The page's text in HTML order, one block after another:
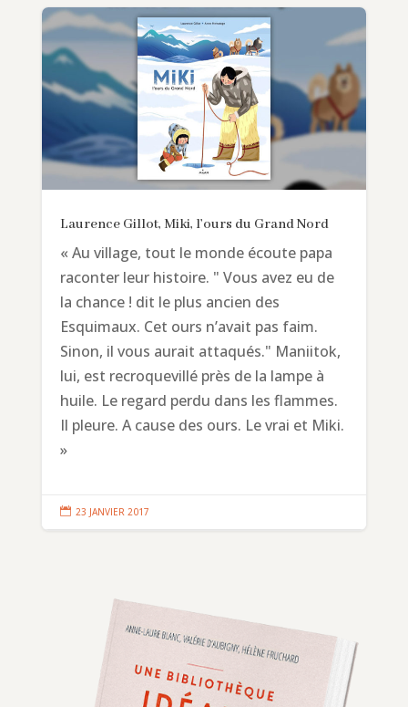
Laurence Gillot, Miki, l’ours du Grand Nord
« Au village, tout le monde écoute papa
raconter leur histoire. " Vous avez eu de
la chance ! dit le plus ancien des
Esquimaux. Cet ours n’avait pas faim.
Sinon, il vous aurait attaqués." Maniitok,
lui, est recroquevillé près de la lampe à
huile. Le regard perdu dans les flammes.
Il pleure. A cause des ours. Le vrai et Miki.
»
 23 JANVIER 2017